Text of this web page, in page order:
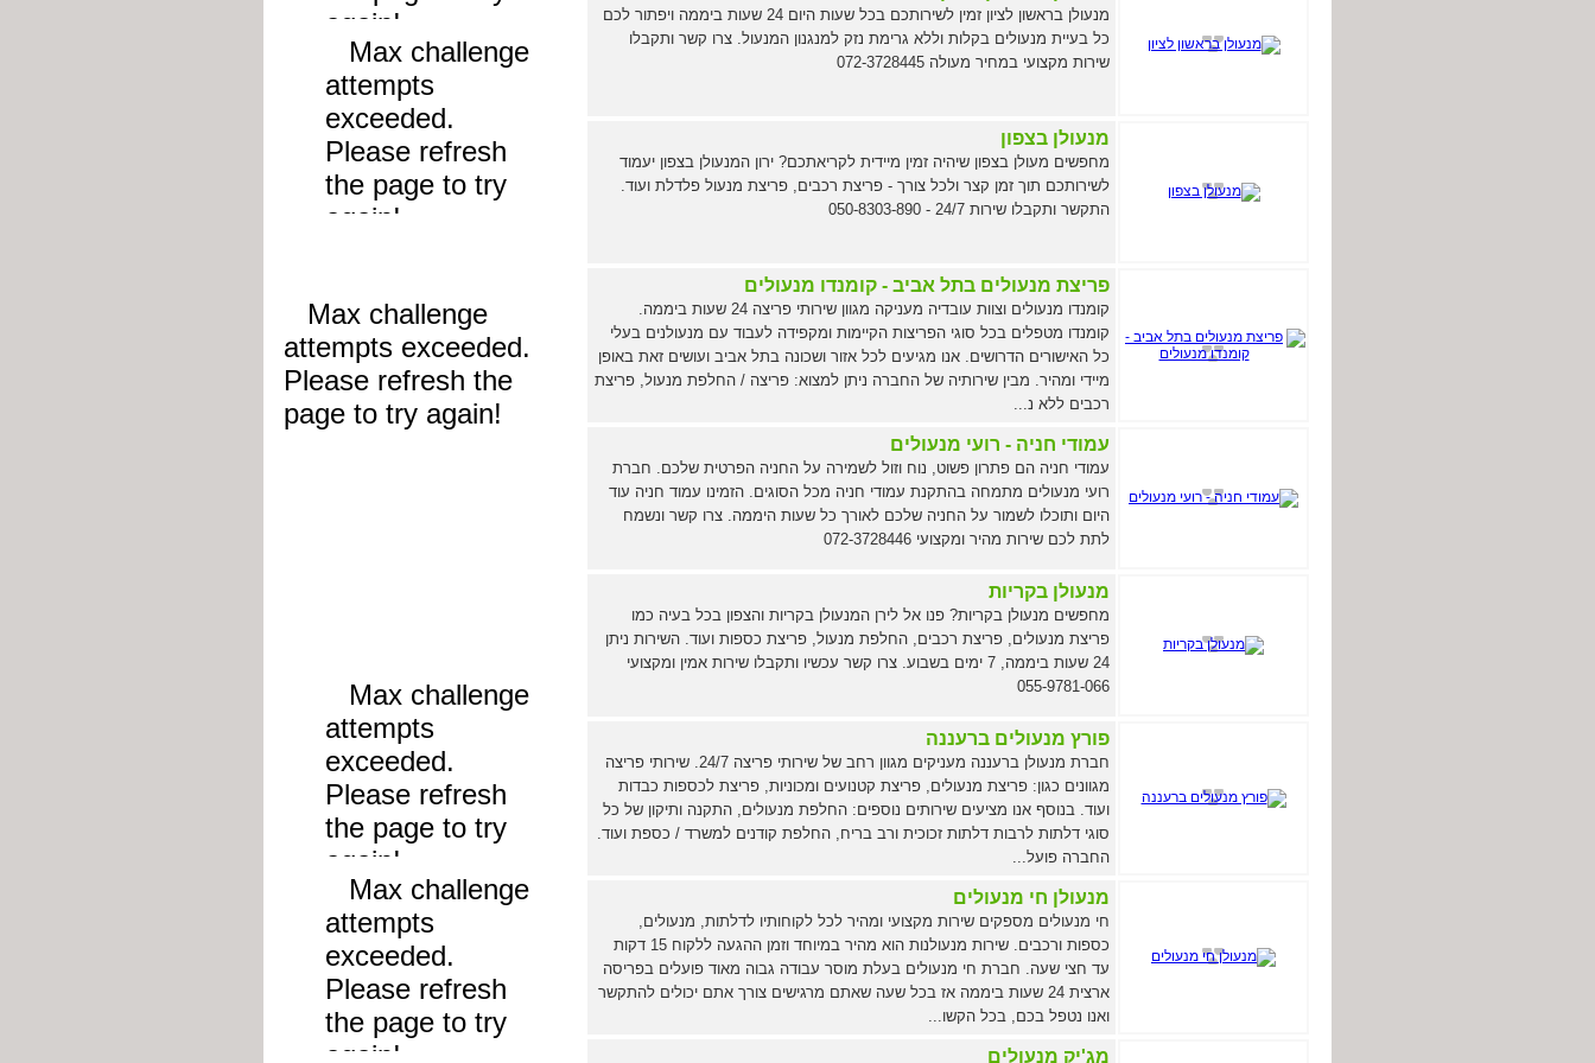
מנעולן בראשון לציון זמין לשירותכם בכל שעות היום 24 שעות ביממה ויפתור לכם
כל בעיית מנעולים בקלות וללא גרימת נזק למנגנון המנעול. צרו קשר ותקבלו
שירות מקצועי במחיר מעולה 072-3728445
מנעולן בצפון
מחפשים מעולן בצפון שיהיה זמין מיידית לקריאתכם? ירון המנעולן בצפון יעמוד
לשירותכם תוך זמן קצר ולכל צורך - פריצת רכבים, פריצת מנעול פלדלת ועוד.
התקשר ותקבלו שירות 24/7 - 050-8303-890
פריצת מנעולים בתל אביב - קומנדו מנעולים
קומנדו מנעולים וצוות עובדיה מעניקה מגוון שירותי פריצה 24 שעות ביממה.
קומנדו מטפלים בכל סוגי הפריצות הקיימות ומקפידה לעבוד עם מנעולנים בעלי
כל האישורים הדרושים. אנו מגיעים לכל אזור ושכונה בתל אביב ועושים זאת באופן
מיידי ומהיר. מבין שירותיה של החברה ניתן למצוא: פריצה / החלפת מנעול, פריצת
רכבים ללא נ...
עמודי חניה - רועי מנעולים
עמודי חניה הם פתרון פשוט, נוח וזול לשמירה על החניה הפרטית שלכם. חברת
רועי מנעולים מתמחה בהתקנת עמודי חניה מכל הסוגים. הזמינו עמוד חניה עוד
היום ותוכלו לשמור על החניה שלכם לאורך כל שעות היממה. צרו קשר ונשמח
לתת לכם שירות מהיר ומקצועי 072-3728446
מנעולן בקריות
מחפשים מנעולן בקריות? פנו אל לירן המנעולן בקריות והצפון בכל בעיה כמו
פריצת מנעולים, פריצת רכבים, החלפת מנעול, פריצת כספות ועוד. השירות ניתן
24 שעות ביממה, 7 ימים בשבוע. צרו קשר עכשיו ותקבלו שירות אמין ומקצועי
055-9781-066
פורץ מנעולים ברעננה
חברת מנעולן ברעננה מעניקים מגוון רחב של שירותי פריצה 24/7. שירותי פריצה
מגוונים כגון: פריצת מנעולים, פריצת קטנועים ומכוניות, פריצת לכספות כבדות
ועוד. בנוסף אנו מציעים שירותים נוספים: החלפת מנעולים, התקנה ותיקון של כל
סוגי דלתות לרבות דלתות זכוכית ורב בריח, החלפת קודנים למשרד / כספת ועוד.
החברה פועל...
מנעולן חי מנעולים
חי מנעולים מספקים שירות מקצועי ומהיר לכל לקוחותיו לדלתות, מנעולים,
כספות ורכבים. שירות מנעולנות הוא מהיר במיוחד וזמן ההגעה ללקוח 15 דקות
עד חצי שעה. חברת חי מנעולים בעלת מוסר עבודה גבוה מאוד פועלים בפריסה
ארצית 24 שעות ביממה אז בכל שעה שאתם מרגישים צורך אתם יכולים להתקשר
ואנו נטפל בכם, בכל הקשו...
מג'יק מנעולים